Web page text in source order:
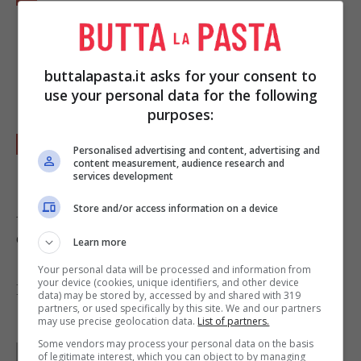
mozzarella
, salate e distribuite uno strato su
4 frittatine, salate e cospargete con qualche
foglia di prezzemolo.
rimaste, fino ad averne 4 farcite.
A piacere potete aggiungere dadini di mozzarella
e prosciutto cotto.
Foto dikimberley blue
Parole diPaoletta
buttalapasta.it asks for your consent to
use your personal data for the following
purposes:
Personalised advertising and content, advertising and
content measurement, audience research and
services development
Store and/or access information on a device
Learn more
Your personal data will be processed and information from
your device (cookies, unique identifiers, and other device
data) may be stored by, accessed by and shared with 319
partners, or used specifically by this site. We and our partners
may use precise geolocation data. List of partners.
Some vendors may process your personal data on the basis
of legitimate interest, which you can object to by managing